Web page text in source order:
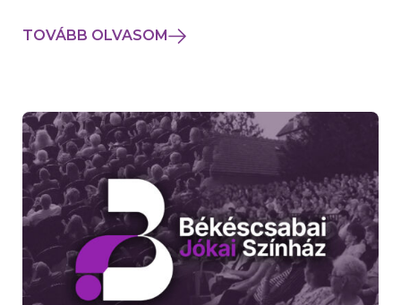
TOVÁBB OLVASOM